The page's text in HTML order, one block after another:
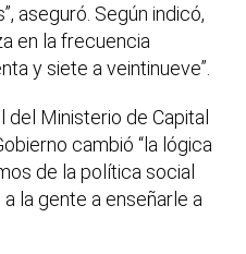
aseguró. Según indicó,
en la frecuencia
y siete a veintinueve”.
Ministerio de Capital
cambió “la lógica
de la política social
la gente a enseñarle a